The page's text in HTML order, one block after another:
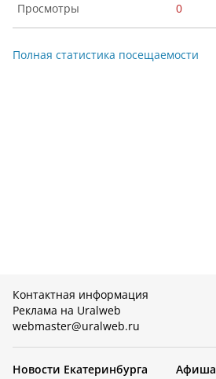
0
Полная статистика посещаемости
Контактная информация
Реклама на Uralweb
webmaster@uralweb.ru
Новости Екатеринбурга
Афиша